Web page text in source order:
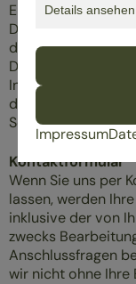
Eine
Datenquellen wird
dieser Daten
DSGVO. Der
Interesse an der
der Optimierung
Server-Log-Files
Kontaktformular
Wenn Sie uns per
lassen, werden
inklusive der von
zwecks
Anschlussfragen
wir nicht ohne Ihre
Details ansehen
Impressum